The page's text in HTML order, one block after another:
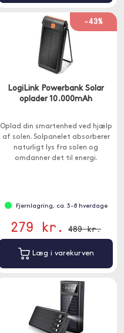
-43%
LogiLink Powerbank Solar
oplader 10.000mAh
Oplad din smartenhed ved hjælp
af solen. Solpanelet absorberer
naturligt lys fra solen og
omdanner det til energi.
Fjernlagring, ca. 3-8 hverdage
279 kr. 489 kr.
Læg i varekurven